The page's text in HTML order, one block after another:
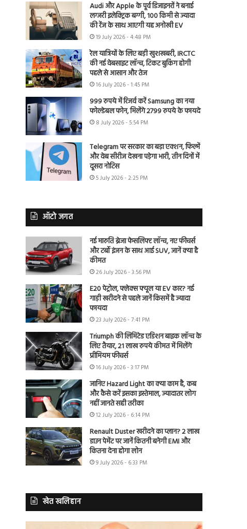
Audi और Apple के पूर्व डिजाइनरों ने बनाई
लग्जरी इलेक्ट्रिक बग्गी, 100 किमी से ज्यादा
की रेंज के साथ आएगी यह अनोखी EV
19 July 2026 - 4:48 PM
रेल यात्रियों के लिए बड़ी खुशखबरी, IRCTC
की नई वेबसाइट लॉन्च, टिकट बुकिंग होगी
पहले से आसान और तेज
16 July 2026 - 1:45 PM
999 रुपये में रिजर्व करें Samsung का नया
फोल्डेबल फोन, मिलेंगे 2799 रुपये के फायदे
8 July 2026 - 5:54 PM
Telegram पर सरकार का बड़ा एक्शन, फिल्में
और वेब सीरीज देखना पड़ेगा भारी, तीन दिनों में
दूसरा नोटिस
5 July 2026 - 2:25 PM
ऑटो जगत
नई मारुति ब्रेजा फेसलिफ्ट लॉन्च, नए फीचर्स
और टर्बो इंजन के साथ आई SUV, जानें क्या है
कीमत
26 July 2026 - 3:56 PM
E20 पेट्रोल, फ्लेक्स फ्यूल या EV कार? नई
गाड़ी खरीदने से पहले जानें किसमें है ज्यादा
फायदा
23 July 2026 - 7:41 PM
Triumph की लिमिटेड एडिशन बाइक लॉन्च के
लिए तैयार, 21 लाख रुपये कीमत में मिलेंगे
प्रीमियम फीचर्स
16 July 2026 - 3:17 PM
जानिए Hazard Light का क्या काम है, कब
और कैसे करें इसका इस्तेमाल, ज्यादातर लोग
नहीं जानते सही तरीका
12 July 2026 - 6:14 PM
Renault Duster खरीदने का प्लान? 2 लाख
डाउन पेमेंट पर जानें कितनी बनेगी EMI और
कितना देना होगा लोन
9 July 2026 - 6:33 PM
खेत खलिहान